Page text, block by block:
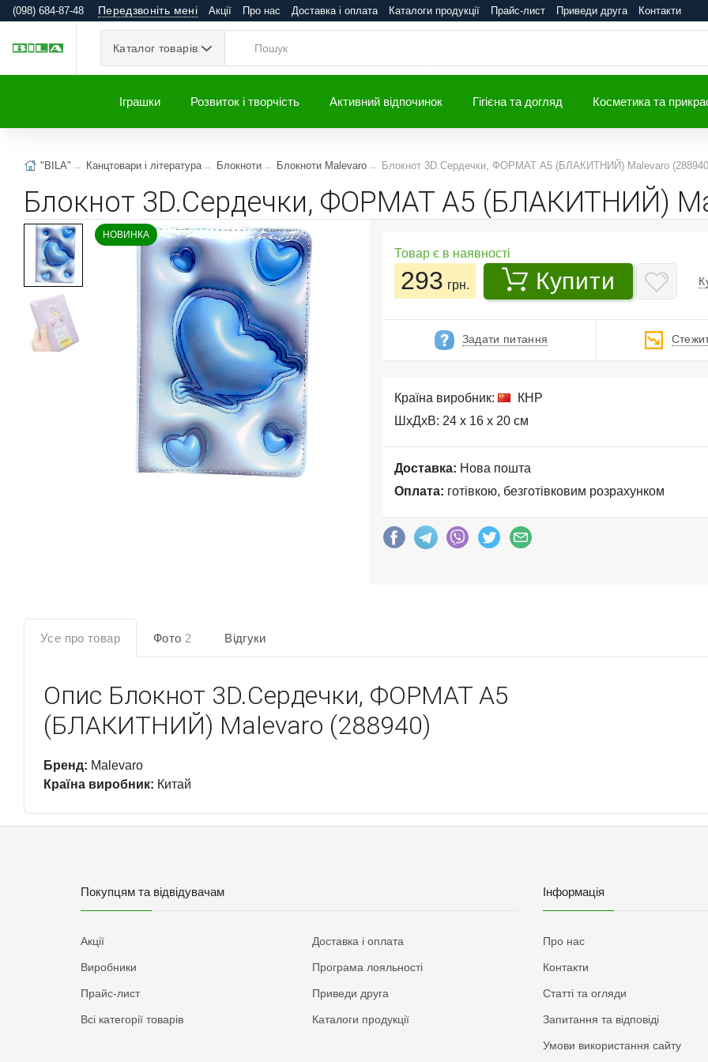
(098) 684-87-48 Передзвоніть мені Акції Про нас Доставка і оплата Каталоги продукції Прайс-лист Приведи друга Контакти
Каталог товарів
Іграшки Розвиток і творчість Активний відпочинок Гігієна та догляд Косметика та
"BILA" Канцтовари і література Блокноти Блокноти Malevaro Блокнот 3D.Сердечки, ФОРМАТ А5 (БЛАКИТНИЙ) Malevaro
Блокнот 3D.Сердечки, ФОРМАТ А5 (БЛАКИТНИЙ)
НОВИНКА
Товар є в наявності
293 грн. Купити
Задати питання
Країна виробник:
КНР
ШхДхВ: 24 x 16 x 20 см
Доставка: Нова пошта
Оплата: готівкою, безготівковим розрахунком
Усе про товар Фото 2 Відгуки
Опис Блокнот 3D.Сердечки, ФОРМАТ А5
(БЛАКИТНИЙ) Malevaro (288940)
Бренд: Malevaro
Країна виробник: Китай
Покупцям та відвідувачам
Акції
Виробники
Прайс-лист
Всі категорії товарів
Доставка і оплата
Програма лояльності
Приведи друга
Каталоги продукції
Інформація
Про нас
Контакти
Статті та огляди
Запитання та відповіді
Умови використання сайту